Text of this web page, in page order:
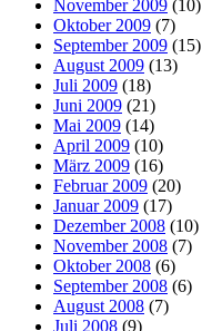
November 2009 (10)
Oktober 2009 (7)
September 2009 (15)
August 2009 (13)
Juli 2009 (18)
Juni 2009 (21)
Mai 2009 (14)
April 2009 (10)
März 2009 (16)
Februar 2009 (20)
Januar 2009 (17)
Dezember 2008 (10)
November 2008 (7)
Oktober 2008 (6)
September 2008 (6)
August 2008 (7)
Juli 2008 (9)